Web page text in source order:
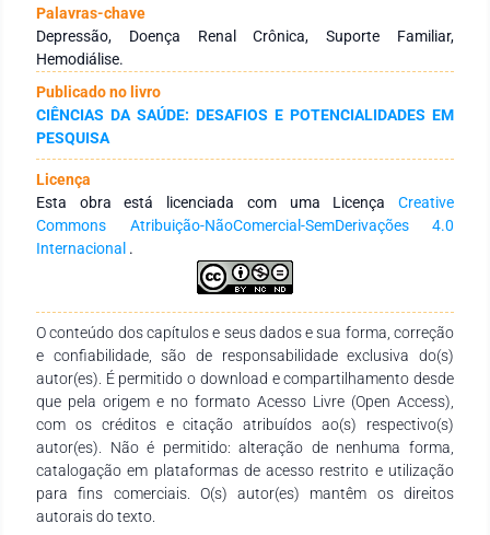
complicações da doença, intercorrências hemodialíticas e
dependência funcional. Os artigos também mostram que a
percepção de um adequado suporte familiar está relacionada
ao aumento do senso de segurança em relação à
sobrevivência em indivíduos com constantes crises de saúde,
podendo reforçar hábitos saudáveis e minimizar os níveis de
depressão. Considerações finais: Foi constatado elevado
índice de depressão em Pacientes Renais Crônicos (PRC), o
que acaba por dificultar o tratamento hemodialítico, sendo
este o mais utilizado atualmente. Os pacientes que percebem
ou que têm um melhor suporte familiar têm minimizados os
seus sintomas depressivos e alcançam melhores resultados
durante a terapia substitutiva.
Palavras-chave
Depressão, Doença Renal Crônica, Suporte Familiar,
Hemodiálise.
Publicado no livro
CIÊNCIAS DA SAÚDE: DESAFIOS E POTENCIALIDADES EM
PESQUISA
Licença
Esta obra está licenciada com uma Licença Creative
Commons Atribuição-NãoComercial-SemDerivações 4.0
Internacional .
O conteúdo dos capítulos e seus dados e sua forma, correção
e confiabilidade, são de responsabilidade exclusiva do(s)
autor(es). É permitido o download e compartilhamento desde
que pela origem e no formato Acesso Livre (Open Access),
com os créditos e citação atribuídos ao(s) respectivo(s)
autor(es). Não é permitido: alteração de nenhuma forma,
catalogação em plataformas de acesso restrito e utilização
para fins comerciais. O(s) autor(es) mantêm os direitos
autorais do texto.